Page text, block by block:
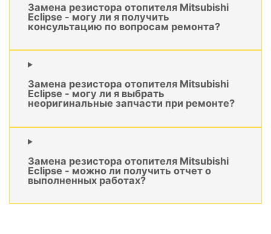
Замена резистора отопителя Mitsubishi
Eclipse - могу ли я получить
консультацию по вопросам ремонта?
Замена резистора отопителя Mitsubishi
Eclipse - могу ли я выбрать
неоригинальные запчасти при ремонте?
Замена резистора отопителя Mitsubishi
Eclipse - можно ли получить отчет о
выполненных работах?